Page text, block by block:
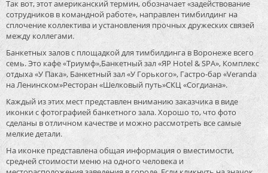
Так вот, этот американский термин, обозначает «задействование
сотрудников в командной работе», направлен тимбилдинг на
сплочение коллектива и установления прочных дружеских связей
между коллегами.
Банкетных залов с площадкой для тимбилдинга в Воронеже всего
семь. Это кафе «Триумф»,Банкетный зал «ЯР Hotel & SPA», Комплекс
отдыха «У Пака», Банкетный зал «У Горького», Гастро-бар «Veranda
на Ленинском»Ресторан «Шелковый путь»СКЦ «Согдиана».
Каждый из этих мест представлен вниманию заказчика в виде
иконки с фотографией банкетного зала. Хорошо то, что фото
сделаны в отличном качестве и можно рассмотреть все самые
мелкие детали.
На иконке представлена общая информация о вместимости,
средней стоимости меню на одного человека и